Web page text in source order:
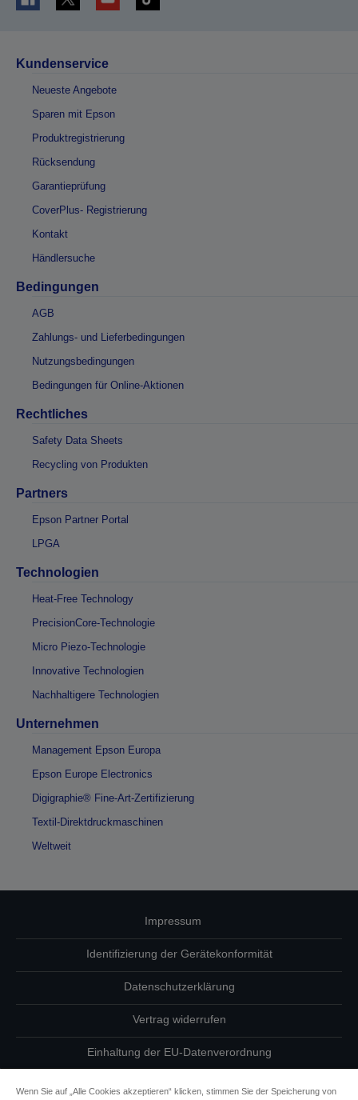
Kundenservice
Neueste Angebote
Sparen mit Epson
Produktregistrierung
Rücksendung
Garantieprüfung
CoverPlus- Registrierung
Kontakt
Händlersuche
Bedingungen
AGB
Zahlungs- und Lieferbedingungen
Nutzungsbedingungen
Bedingungen für Online-Aktionen
Rechtliches
Safety Data Sheets
Recycling von Produkten
Partners
Epson Partner Portal
LPGA
Technologien
Heat-Free Technology
PrecisionCore-Technologie
Micro Piezo-Technologie
Innovative Technologien
Nachhaltigere Technologien
Unternehmen
Management Epson Europa
Epson Europe Electronics
Digigraphie® Fine-Art-Zertifizierung
Textil-Direktdruckmaschinen
Weltweit
Impressum
Identifizierung der Gerätekonformität
Datenschutzerklärung
Vertrag widerrufen
Einhaltung der EU-Datenverordnung
Wenn Sie auf „Alle Cookies akzeptieren“ klicken, stimmen Sie der Speicherung von